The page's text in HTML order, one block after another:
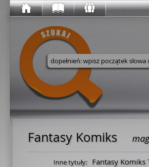
Wyszukaj w serwisie
Fantasy Komiks
Inne tytuły: Fantasy Komiks